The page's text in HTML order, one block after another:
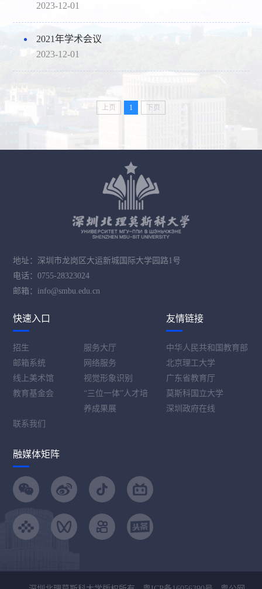
2023-12-01
2021年学术会议
2023-12-01
上页 1 下页
地址：深圳市龙岗区大运新城国际大学园路1号
电话：0755-28323024
邮箱：info@smbu.edu.cn
快速入口
招生
服务大厅
邮箱系统
网络服务
线上美术馆
视觉形象识别
教育基金会
“三位一体”人才培
养成果展
联系我们
友情链接
中华人民共和国教育部
北京理工大学
广东省教育厅
莫斯科国立大学
深圳政府在线
融媒体矩阵